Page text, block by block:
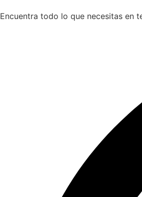
Encuentra todo lo que necesitas en